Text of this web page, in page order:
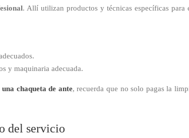
. Allí utilizan productos y técnicas específicas para
y maquinaria adecuada.
chaqueta de ante, recuerda que no solo pagas la
del servicio